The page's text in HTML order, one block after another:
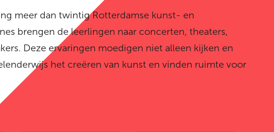
meer dan twintig Rotterdamse kunst- en
brengen de leerlingen naar concerten, theaters,
Deze ervaringen moedigen niet alleen kijken en
het creëren van kunst en vinden ruimte voor